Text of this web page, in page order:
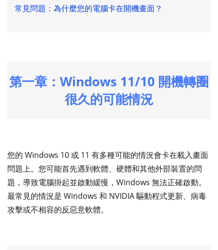
常見問題：為什麼您的電腦卡在開機畫面？
第一章：Windows 11/10 開機轉圈
很久的可能情況
您的 Windows 10 或 11 有多種可能的情況會卡在載入畫面
問題上。您可能首先遇到軟體、硬體和其他外部裝置的問
題，導致電腦掛起並啟動緩慢，Windows 無法正確啟動。
最常見的情況是 Windows 和 NVIDIA 驅動程式更新、病毒
攻擊或不相容的反惡意軟體。